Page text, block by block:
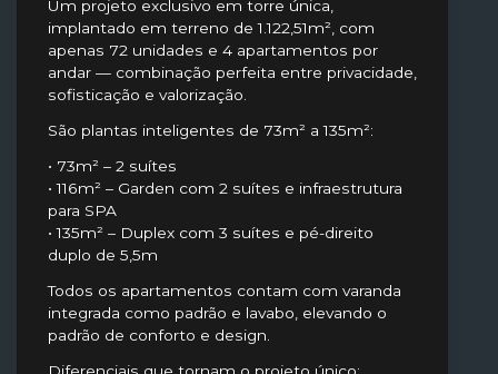
Um projeto exclusivo em torre única,
implantado em terreno de 1.122,51m², com
apenas 72 unidades e 4 apartamentos por
andar — combinação perfeita entre privacidade,
sofisticação e valorização.
São plantas inteligentes de 73m² a 135m²:
• 73m² – 2 suítes
• 116m² – Garden com 2 suítes e infraestrutura
para SPA
• 135m² – Duplex com 3 suítes e pé-direito
duplo de 5,5m
Todos os apartamentos contam com varanda
integrada como padrão e lavabo, elevando o
padrão de conforto e design.